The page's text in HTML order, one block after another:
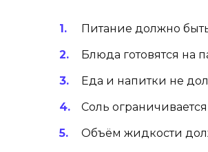
Питание должно
Блюда готовятся на
Еда и напитки не
Соль
Объём жидкости